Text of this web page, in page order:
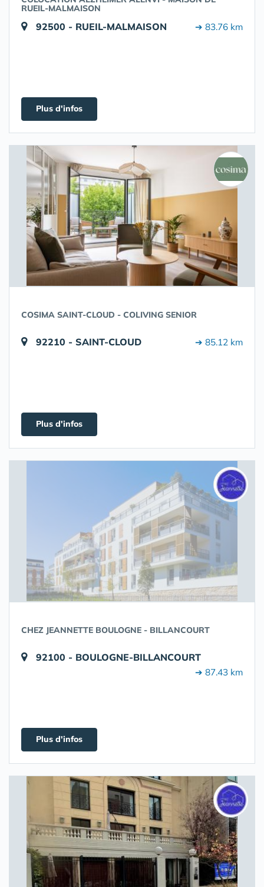
RUEIL-MALMAISON
92500 - RUEIL-MALMAISON ➔ 83.76 km
Plus d'infos
COSIMA SAINT-CLOUD - COLIVING SENIOR
92210 - SAINT-CLOUD ➔ 85.12 km
Plus d'infos
CHEZ JEANNETTE BOULOGNE - BILLANCOURT
92100 - BOULOGNE-BILLANCOURT
➔ 87.43 km
Plus d'infos